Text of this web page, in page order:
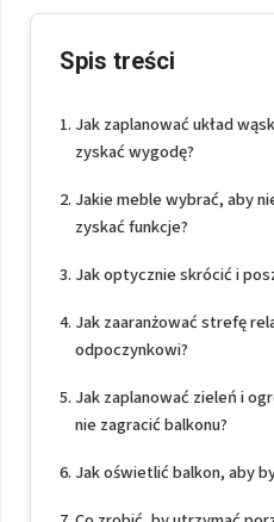
Spis treści
Jak zaplanować układ
zyskać wygodę?
Jakie meble wybrać, aby
zyskać funkcje?
Jak optycznie skrócić i
Jak zaaranżować strefę
odpoczynkowi?
Jak zaplanować zieleń i
nie zagracić balkonu?
Jak oświetlić balkon, aby